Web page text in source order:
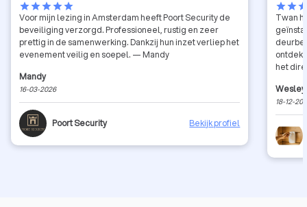
starstarstarstarstar
Voor mijn lezing in Amsterdam heeft Poort Security de
beveiliging verzorgd. Professioneel, rustig en zeer
prettig in de samenwerking. Dankzij hun inzet verliep het
evenement veilig en soepel. — Mandy
Mandy
16-03-2026
Poort Security Bekijk profiel
starstar
Twan
het
18-12-